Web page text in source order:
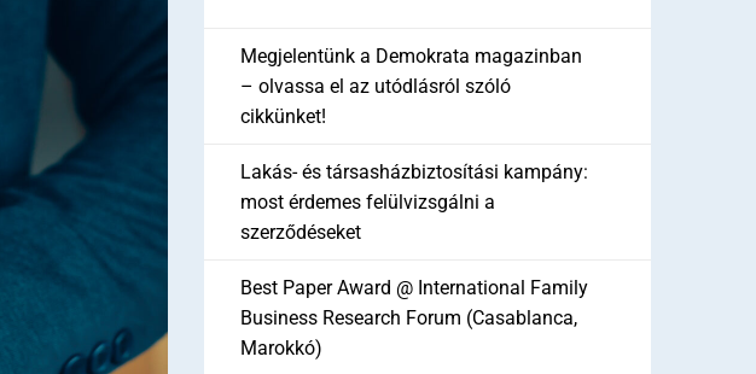
Megjelentünk a Demokrata magazinban
– olvassa el az utódlásról szóló
cikkünket!
Lakás- és társasházbiztosítási kampány:
most érdemes felülvizsgálni a
szerződéseket
Best Paper Award @ International Family
Business Research Forum (Casablanca,
Marokkó)